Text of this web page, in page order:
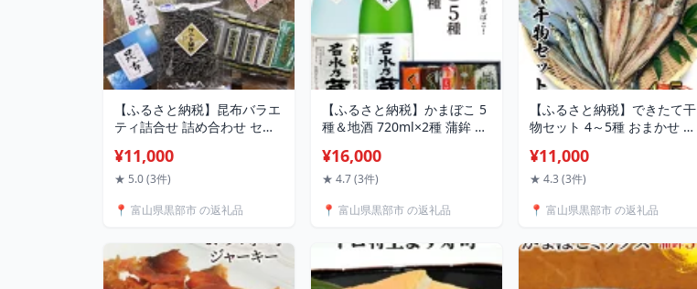
【ふるさと納税】昆布バラエ
ティ詰合せ 詰め合わせ セッ
¥11,000
★ 5.0 (3件)
📍 富山県黒部市 の返礼品
【ふるさと納税】かまぼこ 5
種＆地酒 720ml×2種 蒲鉾 日
黒部市 飲み比べ 本醸造酒 純
米酒 魚介類 魚介 加工食品
¥16,000
★ 4.7 (3件)
📍 富山県黒部市 の返礼品
【ふるさと納税】できたて干
物セット 4～5種 おまかせ 富
魚 さかな 詰め合わせ ひもの
富山湾 名水 産地直送 生地 干
朝ごはん おかず 夕飯 晩御飯
¥11,000
★ 4.3 (3件)
📍 富山県黒部市 の返礼品